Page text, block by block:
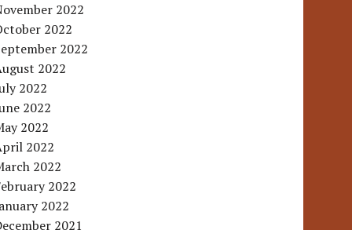
2022
2022
2022
2022
2022
2022
2022
2022
2022
2022
2022
2021